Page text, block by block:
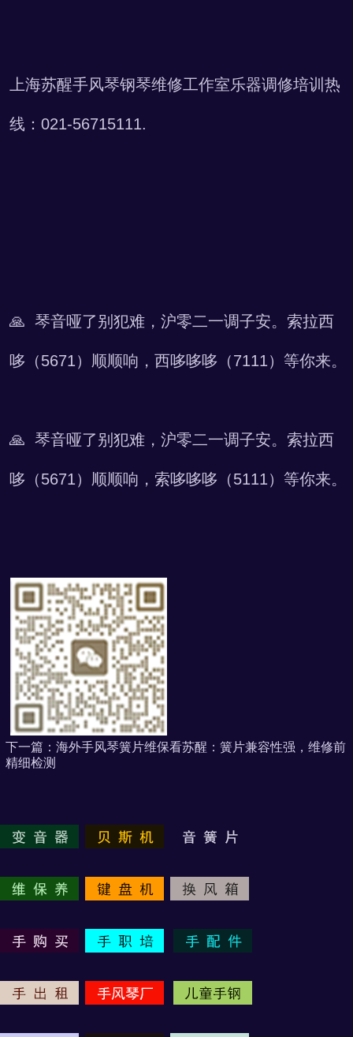
上海苏醒手风琴钢琴维修工作室乐器调修培训热
线：021-56715111.
🙏 琴音哑了别犯难，沪零二一调子安。索拉西
哆（5671）顺顺响，西哆哆哆（7111）等你来。
🙏 琴音哑了别犯难，沪零二一调子安。索拉西
哆（5671）顺顺响，索哆哆哆（5111）等你来。
下一篇： 海外手风琴簧片维保看苏醒：簧片兼容性强，维修前
精细检测